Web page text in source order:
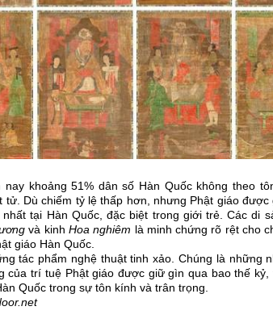
khoảng 51% dân số Hàn Quốc không theo
tử. Dù chiếm tỷ lệ thấp hơn, nhưng Phật giáo được
tại Hàn Quốc, đặc biệt trong giới trẻ. Các di
và kinh Hoa nghiêm là minh chứng rõ rệt cho
giáo Hàn Quốc.
tác phẩm nghệ thuật tinh xảo. Chúng là những
của trí tuệ Phật giáo được giữ gìn qua bao thế kỷ,
Quốc trong sự tôn kính và trân trọng.